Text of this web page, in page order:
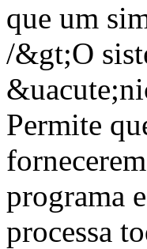
que um
/&gt;O
Permite
programa
processa